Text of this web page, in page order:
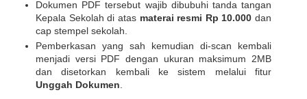
Dokumen PDF tersebut wajib dibubuhi tanda tangan
Kepala Sekolah di atas materai resmi Rp 10.000 dan
cap stempel sekolah.
Pemberkasan yang sah kemudian di-scan kembali
menjadi versi PDF dengan ukuran maksimum 2MB
dan disetorkan kembali ke sistem melalui fitur
Unggah Dokumen